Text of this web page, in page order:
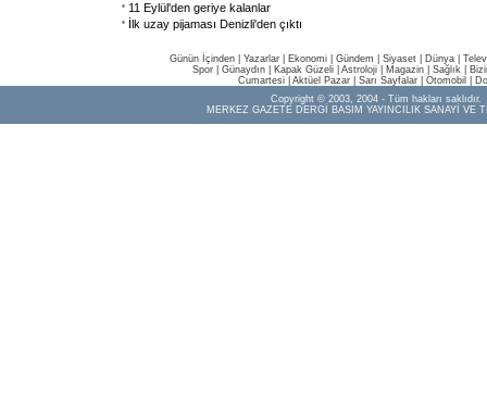
11 Eylül'den geriye kalanlar
İlk uzay pijaması Denizli'den çıktı
Günün İçinden Yazarlar Ekonomi Gündem Siyaset Dünya |
Spor
Günaydın Kapak Güzeli Astroloji Magazin Sağlık
Cumartesi| Aktüel Pazar| Sarı Sayfalar| Otomobil
Copyright © 2003, 2004 - Tüm hakları saklıdır.
MERKEZ GAZETE DERGİ BASIM YAYINCILIK SANAYİ VE